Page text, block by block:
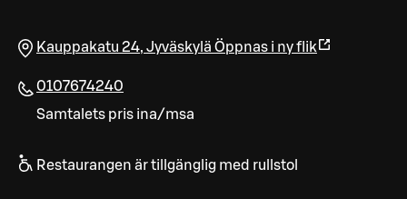
Kauppakatu 24, Jyväskylä Öppnas i ny flik
0107674240
Samtalets pris ina/msa
Restaurangen är tillgänglig med rullstol